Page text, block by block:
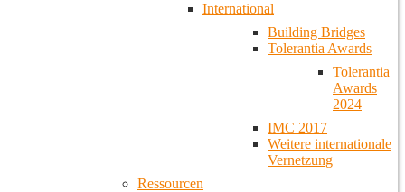
International
Building Bridges
Tolerantia Awards
Tolerantia
Awards
2024
IMC 2017
Weitere internationale
Vernetzung
Ressourcen